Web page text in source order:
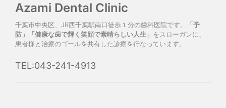
Azami Dental Clinic
千葉市中央区、JR西千葉駅南口徒歩１分の歯科医院です。
「予
防」「健康な歯で輝く笑顔で素晴らしい人生」 をスローガンに、
患者様と治療のゴールを共有した診療を行なっています。
TEL:043-241-4913